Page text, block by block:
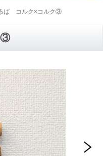
ば コルク×コルク③
③